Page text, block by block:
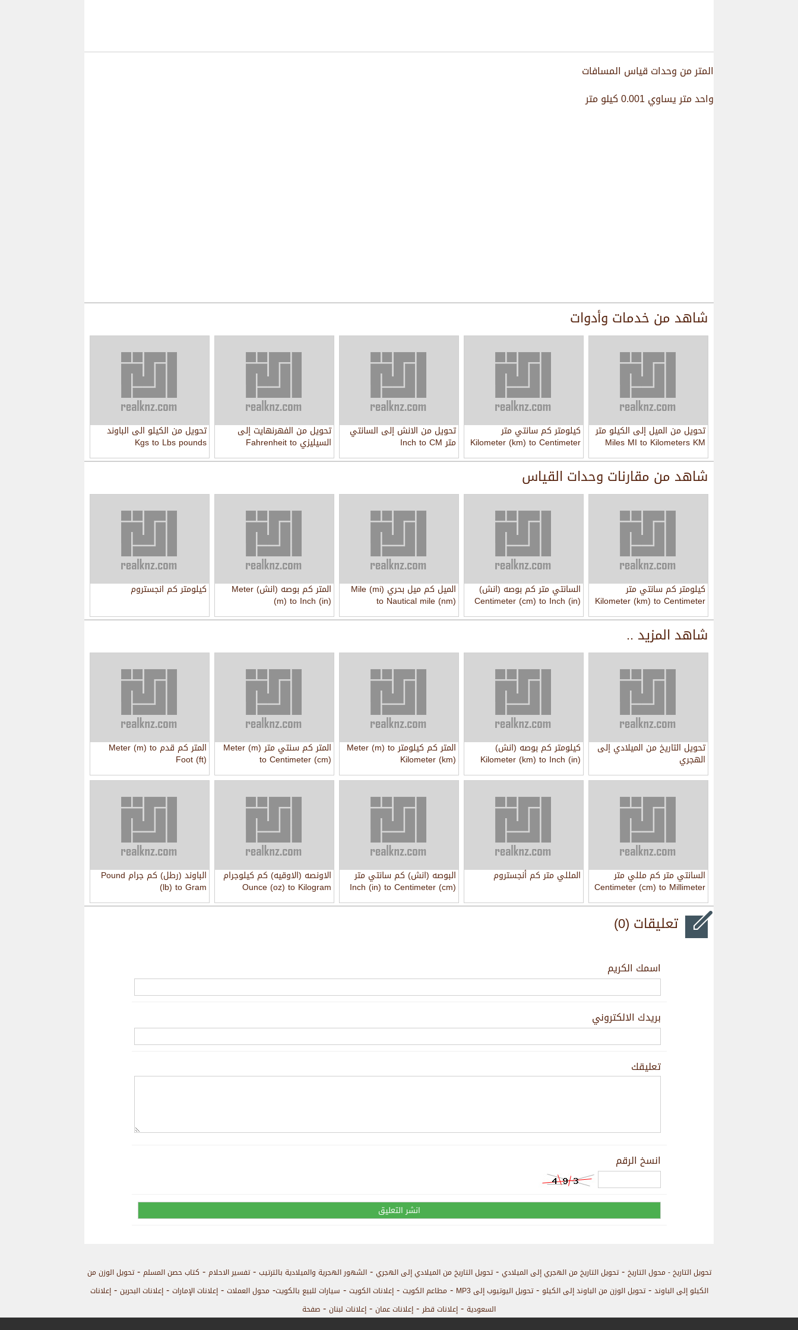
المتر من وحدات قياس المسافات
واحد متر يساوي 0.001 كيلو متر
شاهد من خدمات وأدوات
تحويل من الميل إلى الكيلو متر
Miles MI to Kilometers KM
كيلومتر كم سانتي متر
Kilometer (km) to Centimeter
(cm)
تحويل من الانش إلى السانتي
متر Inch to CM
تحويل من الفهرنهايت إلى
السيليزي Fahrenheit to
Celsius
تحويل من الكيلو الى الباوند
Kgs to Lbs pounds
شاهد من مقارنات وحدات القياس
كيلومتر كم سانتي متر
Kilometer (km) to Centimeter
(cm)
السانتي متر كم بوصه (انش)
Centimeter (cm) to Inch (in)
الميل كم ميل بحري Mile (mi)
to Nautical mile (nm)
المتر كم بوصه (انش) Meter
(m) to Inch (in)
كيلومتر كم انجستروم
شاهد المزيد ..
تحويل التاريخ من الميلادي إلى
الهجري
كيلومتر كم بوصه (انش)
Kilometer (km) to Inch (in)
المتر كم كيلومتر Meter (m) to
Kilometer (km)
المتر كم سنتي متر Meter (m)
to Centimeter (cm)
المتر كم قدم Meter (m) to
Foot (ft)
السانتي متر كم مللي متر
Centimeter (cm) to Millimeter
(mm)
المللي متر كم أنجستروم البوصه (انش) كم سانتي متر
Inch (in) to Centimeter (cm)
الاونصه (الاوقيه) كم كيلوجرام
Ounce (oz) to Kilogram
الباوند (رطل) كم جرام Pound
(lb) to Gram
تعليقات (0)
اسمك الكريم
بريدك الالكتروني
تعليقك
انسخ الرقم
تحويل التاريخ - محول التاريخ -تحويل التاريخ من الهجري إلى الميلادي -تحويل التاريخ من الميلادي إلى الهجري -الشهور الهجرية والميلادية بالترتيب -تفسير الاحلام - كتاب حصن المسلم -تحويل الوزن من
الكيلو إلى الباوند -تحويل الوزن من الباوند إلى الكيلو -تحويل اليوتيوب إلى MP3 - مطاعم الكويت -إعلانات الكويت - سيارات للبيع بالكويت- محول العملات -إعلانات الإمارات -إعلانات البحرين -إعلانات
السعودية - إعلانات قطر- إعلانات عمان - إعلانات لبنان - صفحة